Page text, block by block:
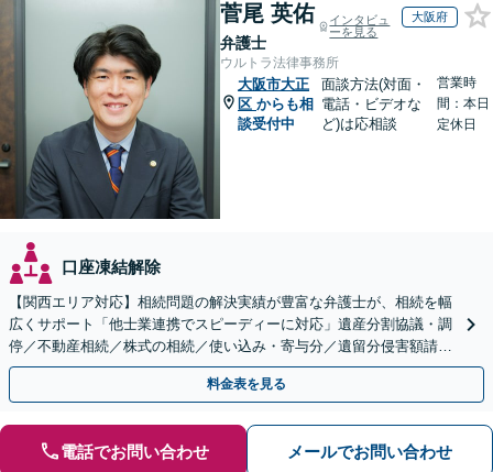
菅尾 英佑
弁護士
インタビュ
ーを見る
大阪府
ウルトラ法律事務所
大阪市大正
区 からも相
談受付中
面談方法(対面・
電話・ビデオな
ど)は応相談
営業時
間：本日
定休日
口座凍結解除
【関西エリア対応】相続問題の解決実績が豊富な弁護士が、相続を幅
広くサポート「他士業連携でスピーディーに対応」遺産分割協議・調
停／不動産相続／株式の相続／使い込み・寄与分／遺留分侵害額請求
／相続放棄（借金の相続）／遺言書作成
料金表を見る
電話でお問い合わせ メールでお問い合わせ